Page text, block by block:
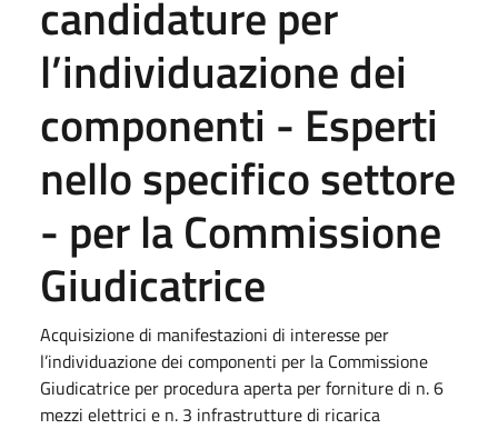
candidature per
l’individuazione dei
componenti - Esperti
nello specifico settore
- per la Commissione
Giudicatrice
Acquisizione di manifestazioni di interesse per
l’individuazione dei componenti per la Commissione
Giudicatrice per procedura aperta per forniture di n. 6
mezzi elettrici e n. 3 infrastrutture di ricarica